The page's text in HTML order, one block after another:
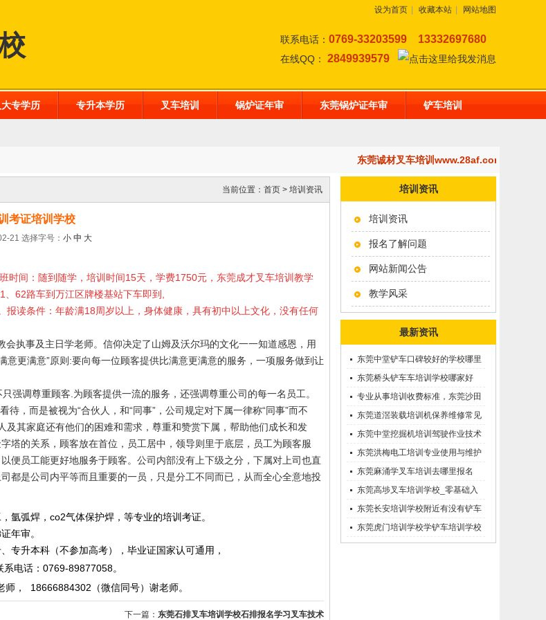
设为首页 收藏本站 网站地图
联系电话： 0769-33203599 13332697680
在线QQ： 2849939579
专学历 专升本学历 叉车培训 锅炉证年审 东莞锅炉证年审 铲车培训
东莞诚材叉车培训www.28af.com,开设：东
培训资讯
培训资讯
报名了解问题
网站新闻公告
教学风采
最新资讯
东莞中堂铲车口碑较好的学校哪里
有？
东莞桥头铲车车培训学校哪家好
呢？推荐一下
专业从事培训收费标准，东莞沙田
优质的学叉车考证价钱
东莞道滘装载培训机保养维修常见
问题等知识大全
东莞中堂挖掘机培训驾驶作业技术
东莞洪梅电工培训专业使用与维护
接触调压噐？
东莞麻涌学叉车培训去哪里报名
东莞高埗叉车培训学校_零基础入
学_随到随学
东莞长安培训学校附近有没有铲车
培训的-
东莞虎门培训学校学铲车培训学校
在哪里_
当前位置： 首页 > 培训资讯
考证培训学校
21 选择字号： 小 中 大
时间：随到随学，培训时间15天，学费1750元，东莞成才叉车培训教学
62路车到万江区牌楼基站下车即到,
读条件：年龄满18周岁以上，身体健康，具有初中以上文化，没有任何
执事及主日学老师。信仰决定了山姆及沃尔玛的文化一一知道感恩，用
更满意”原则:要向每一位顾客提供比满意更满意的服务，一项服务做到让
调尊重顾客.为顾客提供一流的服务，还强调尊重公司的每一名员工。
待，而是被视为“合伙人，和“同事”，公司规定对下属一律称“同事”而不
及其家庭还有他们的困难和需求，尊重和赞赏下属，帮助他们成长和发
塔的关系，顾客放在首位，员工居中，领导则里于底层，员工为顾客服
便员工能更好地服务于顾客。公司内部没有上下级之分，下属对上司也直
都是公司内平等而且重要的一员，只是分工不同而已，从而全心全意地投
氩弧焊，co2气体保护焊，等专业的培训考证。
审。
本科（不参加高考），毕业证国家认可通用，
系电话 ： 0769-89877058。
师 ， 18666884302 （微信同号） 谢老师。
下一篇： 东莞石排叉车培训学校石排报名学习叉车技术